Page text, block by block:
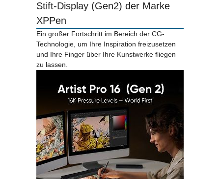
Stift-Display (Gen2) der Marke
XPPen
Ein großer Fortschritt im Bereich der CG-
Technologie, um Ihre Inspiration freizusetzen
und Ihre Finger über Ihre Kunstwerke fliegen
zu lassen.